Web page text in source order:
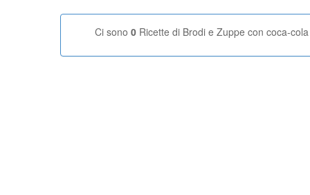
Ci sono 0 Ricette di Brodi e Zuppe con coca-cola